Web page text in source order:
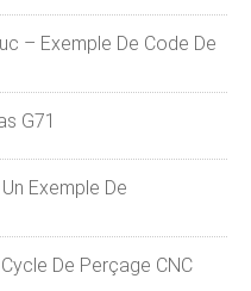
– Exemple De Code De
G71
Exemple De
De Perçage CNC